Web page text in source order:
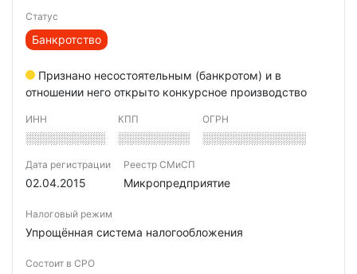
Статус
Банкротство
Признано несостоятельным (банкротом) и в
отношении него открыто конкурсное производство
ИНН
░░░░░░░░░░
КПП
░░░░░░░░░
ОГРН
░░░░░░░░░░░░░
Дата регистрации
02.04.2015
Реестр СМиСП
Микропредприятие
Налоговый режим
Упрощённая система налогообложения
Состоит в СРО